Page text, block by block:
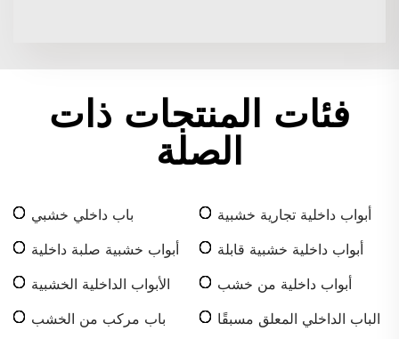
فئات المنتجات ذات
الصلة
أبواب داخلية تجارية خشبية
باب داخلي خشبي
أبواب داخلية خشبية قابلة
أبواب خشبية صلبة داخلية
أبواب داخلية مصنوعة من
خشب WPC
أبواب داخلية من خشب
الأبواب الداخلية الخشبية
الباب الداخلي المعلق مسبقًا
باب مركب من الخشب